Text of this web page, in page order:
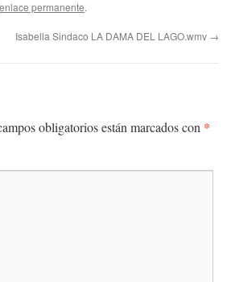
enlace permanente.
Isabella Sindaco LA DAMA DEL LAGO.wmv →
obligatorios están marcados con *